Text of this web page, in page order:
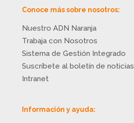
Conoce más sobre nosotros:
Nuestro ADN Naranja
Trabaja con Nosotros
Sistema de Gestión Integrado
Suscríbete al boletín de noticias
Intranet
Información y ayuda: